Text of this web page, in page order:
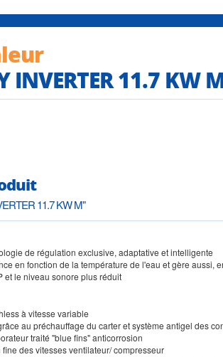
INVERTER 11.7 KW
11.7 KW M"
de régulation exclusive, adaptative et intelligente
en fonction de la température de l'eau et gère
et le niveau sonore plus réduit
à vitesse variable
au préchauffage du carter et système antigel des
traité "blue fins" anticorrosion
des vitesses ventilateur/ compresseur